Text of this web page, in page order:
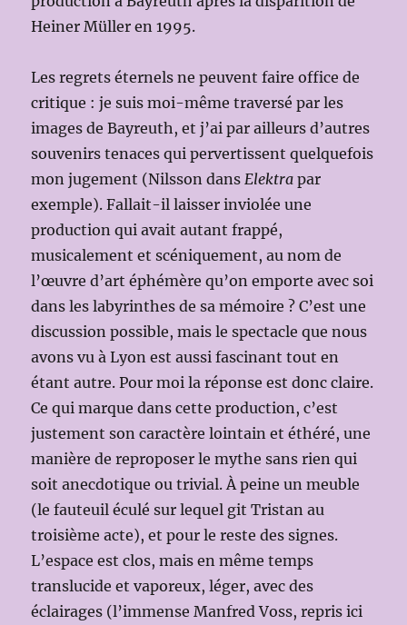
Heiner Müller en 1995.
Les regrets éternels ne peuvent faire office de
critique : je suis moi-même traversé par les
images de Bayreuth, et j’ai par ailleurs d’autres
souvenirs tenaces qui pervertissent quelquefois
mon jugement (Nilsson dansElektrapar
exemple). Fallait-il laisser inviolée une
production qui avait autant frappé,
musicalement et scéniquement, au nom de
l’œuvre d’art éphémère qu’on emporte avec soi
dans les labyrinthes de sa mémoire ? C’est une
discussion possible, mais le spectacle que nous
avons vu à Lyon est aussi fascinant tout en
étant autre. Pour moi la réponse est donc claire.
Ce qui marque dans cette production, c’est
justement son caractère lointain et éthéré, une
manière de reproposer le mythe sans rien qui
soit anecdotique ou trivial. À peine un meuble
(le fauteuil éculé sur lequel git Tristan au
troisième acte), et pour le reste des signes.
L’espace est clos, mais en même temps
translucide et vaporeux, léger, avec des
éclairages (l’immense Manfred Voss, repris ici